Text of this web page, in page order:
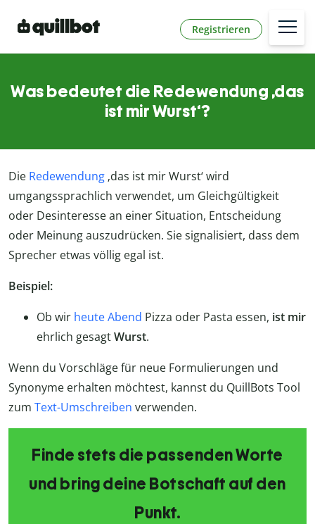
Registrieren
Was bedeutet die Redewendung ‚das
ist mir Wurst‘?
Die Redewendung ‚das ist mir Wurst‘ wird
umgangssprachlich verwendet, um Gleichgültigkeit
oder Desinteresse an einer Situation, Entscheidung
oder Meinung auszudrücken. Sie signalisiert, dass dem
Sprecher etwas völlig egal ist.
Beispiel:
Ob wir heute Abend Pizza oder Pasta essen, ist mir
ehrlich gesagtWurst.
Wenn du Vorschläge für neue Formulierungen und
Synonyme erhalten möchtest, kannst du QuillBots Tool
zum Text-Umschreiben verwenden.
Finde stets die passenden Worte
und bring deine Botschaft auf den
Punkt.